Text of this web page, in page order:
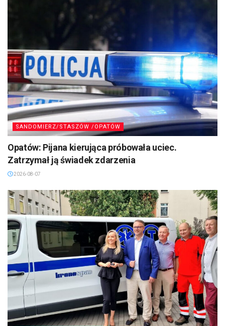
SANDOMIERZ/STASZÓW /OPATÓW
Opatów: Pijana kierująca próbowała uciec.
Zatrzymał ją świadek zdarzenia
2026-08-07